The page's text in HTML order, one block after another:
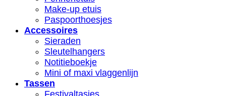
Make-up etuis
Paspoorthoesjes
Accessoires
Sieraden
Sleutelhangers
Notitieboekje
Mini of maxi vlaggenlijn
Tassen